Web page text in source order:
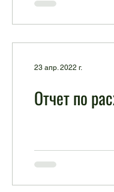
Отчет по
23 апр. 2022 г.